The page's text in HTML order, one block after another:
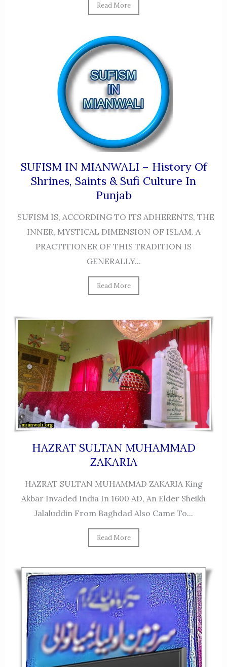
Read More
SUFISM IN MIANWALI – History Of
Shrines, Saints & Sufi Culture In
Punjab
SUFISM IS, ACCORDING TO ITS ADHERENTS, THE
INNER, MYSTICAL DIMENSION OF ISLAM. A
PRACTITIONER OF THIS TRADITION IS
GENERALLY...
Read More
HAZRAT SULTAN MUHAMMAD
ZAKARIA
HAZRAT SULTAN MUHAMMAD ZAKARIA King
Akbar Invaded India In 1600 AD, An Elder Sheikh
Jalaluddin From Baghdad Also Came To...
Read More